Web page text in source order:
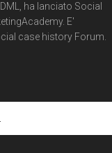
ha lanciato Social
E'
case history Forum.